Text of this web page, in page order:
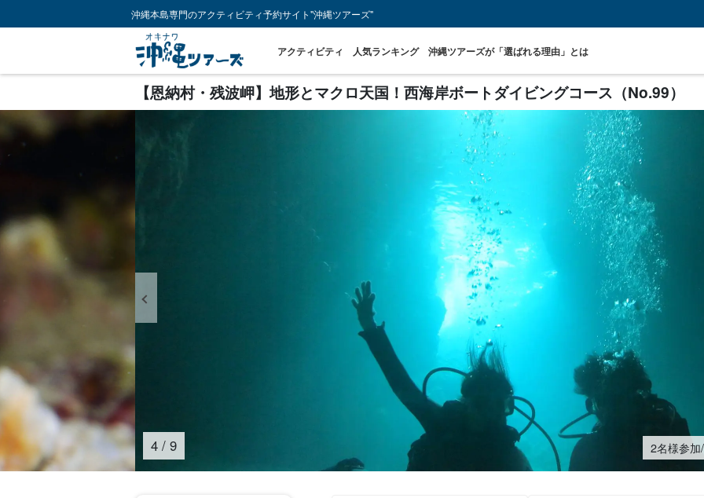
沖縄本島専門のアクティビティ予約サイト"沖縄ツアーズ"
アクティビティ 人気ランキング 沖縄ツアーズが「選ばれる理由」とは
【恩納村・残波岬】地形とマクロ天国！西海岸ボートダイビングコース（No.99）
4 / 9 2名様参